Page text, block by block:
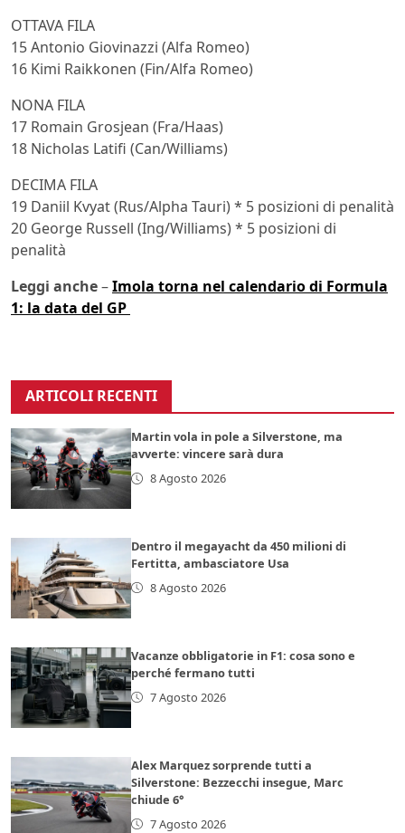
OTTAVA FILA
15 Antonio Giovinazzi (Alfa Romeo)
16 Kimi Raikkonen (Fin/Alfa Romeo)
NONA FILA
17 Romain Grosjean (Fra/Haas)
18 Nicholas Latifi (Can/Williams)
DECIMA FILA
19 Daniil Kvyat (Rus/Alpha Tauri) * 5 posizioni di penalità
20 George Russell (Ing/Williams) * 5 posizioni di
penalità
Leggi anche–Imola torna nel calendario di Formula
1: la data del GP
ARTICOLI RECENTI
Martin vola in pole a Silverstone, ma
avverte: vincere sarà dura
8 Agosto 2026
Dentro il megayacht da 450 milioni di
Fertitta, ambasciatore Usa
8 Agosto 2026
Vacanze obbligatorie in F1: cosa sono e
perché fermano tutti
7 Agosto 2026
Alex Marquez sorprende tutti a
Silverstone: Bezzecchi insegue, Marc
chiude 6°
7 Agosto 2026